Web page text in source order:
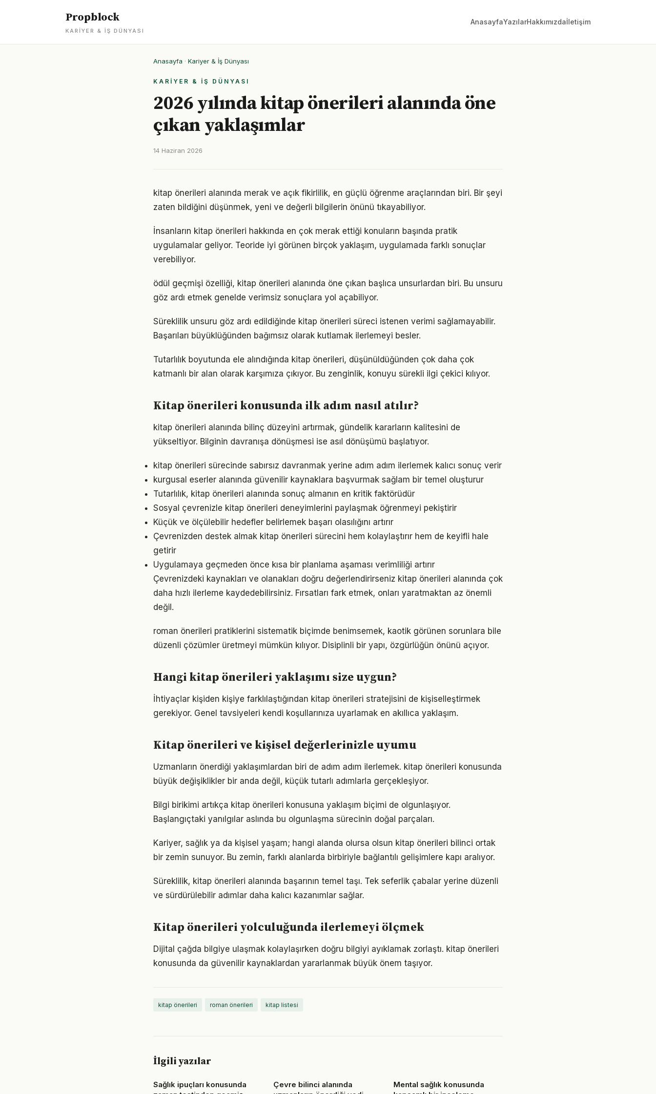
Propblock
KARIYER & İŞ DÜNYASI
AnasayfaYazılarHakkımızdaİletişim
Anasayfa · Kariyer & İş Dünyası
KARIYER & İŞ DÜNYASI
2026 yılında kitap önerileri alanında öne
çıkan yaklaşımlar
14 Haziran 2026
kitap önerileri alanında merak ve açık fikirlilik, en güçlü öğrenme araçlarından biri. Bir şeyi
zaten bildiğini düşünmek, yeni ve değerli bilgilerin önünü tıkayabiliyor.
İnsanların kitap önerileri hakkında en çok merak ettiği konuların başında pratik
uygulamalar geliyor. Teoride iyi görünen birçok yaklaşım, uygulamada farklı sonuçlar
verebiliyor.
ödül geçmişi özelliği, kitap önerileri alanında öne çıkan başlıca unsurlardan biri. Bu unsuru
göz ardı etmek genelde verimsiz sonuçlara yol açabiliyor.
Süreklilik unsuru göz ardı edildiğinde kitap önerileri süreci istenen verimi sağlamayabilir.
Başarıları büyüklüğünden bağımsız olarak kutlamak ilerlemeyi besler.
Tutarlılık boyutunda ele alındığında kitap önerileri, düşünüldüğünden çok daha çok
katmanlı bir alan olarak karşımıza çıkıyor. Bu zenginlik, konuyu sürekli ilgi çekici kılıyor.
Kitap önerileri konusunda ilk adım nasıl atılır?
kitap önerileri alanında bilinç düzeyini artırmak, gündelik kararların kalitesini de
yükseltiyor. Bilginin davranışa dönüşmesi ise asıl dönüşümü başlatıyor.
kitap önerileri sürecinde sabırsız davranmak yerine adım adım ilerlemek kalıcı sonuç verir
kurgusal eserler alanında güvenilir kaynaklara başvurmak sağlam bir temel oluşturur
Tutarlılık, kitap önerileri alanında sonuç almanın en kritik faktörüdür
Sosyal çevrenizle kitap önerileri deneyimlerini paylaşmak öğrenmeyi pekiştirir
Küçük ve ölçülebilir hedefler belirlemek başarı olasılığını artırır
Çevrenizden destek almak kitap önerileri sürecini hem kolaylaştırır hem de keyifli hale
getirir
Uygulamaya geçmeden önce kısa bir planlama aşaması verimliliği artırır
Çevrenizdeki kaynakları ve olanakları doğru değerlendirirseniz kitap önerileri alanında çok
daha hızlı ilerleme kaydedebilirsiniz. Fırsatları fark etmek, onları yaratmaktan az önemli
değil.
roman önerileri pratiklerini sistematik biçimde benimsemek, kaotik görünen sorunlara bile
düzenli çözümler üretmeyi mümkün kılıyor. Disiplinli bir yapı, özgürlüğün önünü açıyor.
Hangi kitap önerileri yaklaşımı size uygun?
İhtiyaçlar kişiden kişiye farklılaştığından kitap önerileri stratejisini de kişiselleştirmek
gerekiyor. Genel tavsiyeleri kendi koşullarınıza uyarlamak en akıllıca yaklaşım.
Kitap önerileri ve kişisel değerlerinizle uyumu
Uzmanların önerdiği yaklaşımlardan biri de adım adım ilerlemek. kitap önerileri konusunda
büyük değişiklikler bir anda değil, küçük tutarlı adımlarla gerçekleşiyor.
Bilgi birikimi artıkça kitap önerileri konusuna yaklaşım biçimi de olgunlaşıyor.
Başlangıçtaki yanılgılar aslında bu olgunlaşma sürecinin doğal parçaları.
Kariyer, sağlık ya da kişisel yaşam; hangi alanda olursa olsun kitap önerileri bilinci ortak
bir zemin sunuyor. Bu zemin, farklı alanlarda birbiriyle bağlantılı gelişimlere kapı aralıyor.
Süreklilik, kitap önerileri alanında başarının temel taşı. Tek seferlik çabalar yerine düzenli
ve sürdürülebilir adımlar daha kalıcı kazanımlar sağlar.
Kitap önerileri yolculuğunda ilerlemeyi ölçmek
Dijital çağda bilgiye ulaşmak kolaylaşırken doğru bilgiyi ayıklamak zorlaştı. kitap önerileri
konusunda da güvenilir kaynaklardan yararlanmak büyük önem taşıyor.
kitap önerileri roman önerileri kitap listesi
İlgili yazılar
Sağlık ipuçları konusunda
Çevre bilinci alanında
Mental sağlık konusunda